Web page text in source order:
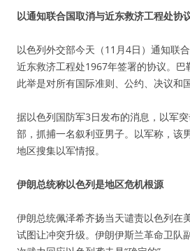
以通知联合国取消与近东救济工程处协
以色列外交部今天（11月4日）通知联
近东救济工程处1967年签署的协议。巴
此举是对所有国际准则、公约、决议和
据以色列国防军3日发布的消息，以军
部，抓捕一名叙利亚男子。以军称，该
地区搜集以军情报。
伊朗总统称以色列是地区危机根源
伊朗总统佩泽希齐扬当天谴责以色列在
试图让冲突升级。伊朗伊斯兰革命卫队